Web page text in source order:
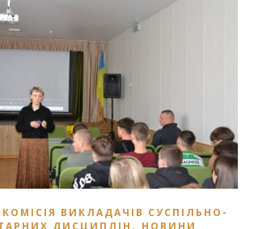
ВИКЛАДАЧІВ СУСПІЛЬНО-
ДИСЦИПЛІН , НОВИНИ